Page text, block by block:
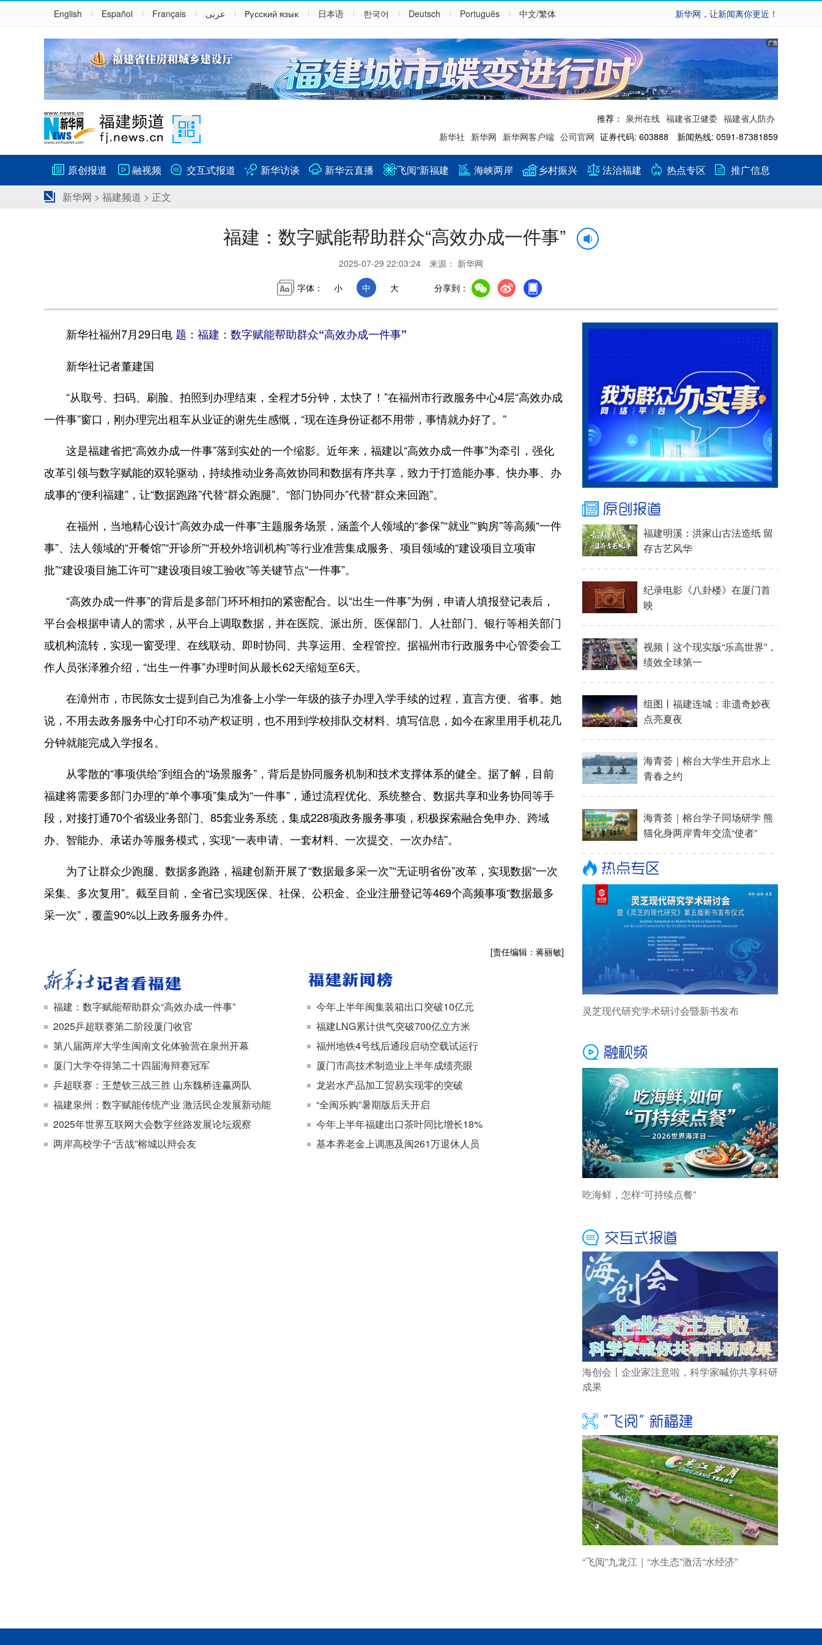
English Español Français عربى Русский язык 日本语 한국어 Deutsch Português 中文/繁体 新华网，让新闻离你更近！
推荐： 泉州在线 福建省卫健委 福建省人防办
新华社 新华网 新华网客户端 公司官网 证券代码: 603888 新闻热线: 0591-87381859
原创报道 融视频 交互式报道 新华访谈 新华云直播 “飞阅”新福建 海峡两岸 乡村振兴 法治福建 热点专区
推广信息
新华网 > 福建频道 > 正文
福建：数字赋能帮助群众“高效办成一件事”
2025-07-29 22:03:24 来源： 新华网
字体：
小 中 大 分享到：
新华社福州7月29日电 题：福建：数字赋能帮助群众“高效办成一件事”
新华社记者董建国
“从取号、扫码、刷脸、拍照到办理结束，全程才5分钟，太快了！”在福州市行政服务中心4层“高效办成
一件事”窗口，刚办理完出租车从业证的谢先生感慨，“现在连身份证都不用带，事情就办好了。”
这是福建省把“高效办成一件事”落到实处的一个缩影。近年来，福建以“高效办成一件事”为牵引，强化
改革引领与数字赋能的双轮驱动，持续推动业务高效协同和数据有序共享，致力于打造能办事、快办事、办
成事的“便利福建”，让“数据跑路”代替“群众跑腿”、“部门协同办”代替“群众来回跑”。
在福州，当地精心设计“高效办成一件事”主题服务场景，涵盖个人领域的“参保”“就业”“购房”等高频“一件
事”、法人领域的“开餐馆”“开诊所”“开校外培训机构”等行业准营集成服务、项目领域的“建设项目立项审
批”“建设项目施工许可”“建设项目竣工验收”等关键节点“一件事”。
“高效办成一件事”的背后是多部门环环相扣的紧密配合。以“出生一件事”为例，申请人填报登记表后，
平台会根据申请人的需求，从平台上调取数据，并在医院、派出所、医保部门、人社部门、银行等相关部门
或机构流转，实现一窗受理、在线联动、即时协同、共享运用、全程管控。据福州市行政服务中心管委会工
作人员张泽雅介绍，“出生一件事”办理时间从最长62天缩短至6天。
在漳州市，市民陈女士提到自己为准备上小学一年级的孩子办理入学手续的过程，直言方便、省事。她
说，不用去政务服务中心打印不动产权证明，也不用到学校排队交材料、填写信息，如今在家里用手机花几
分钟就能完成入学报名。
从零散的“事项供给”到组合的“场景服务”，背后是协同服务机制和技术支撑体系的健全。据了解，目前
福建将需要多部门办理的“单个事项”集成为“一件事”，通过流程优化、系统整合、数据共享和业务协同等手
段，对接打通70个省级业务部门、85套业务系统，集成228项政务服务事项，积极探索融合免申办、跨域
办、智能办、承诺办等服务模式，实现“一表申请、一套材料、一次提交、一次办结”。
为了让群众少跑腿、数据多跑路，福建创新开展了“数据最多采一次”“无证明省份”改革，实现数据“一次
采集、多次复用”。截至目前，全省已实现医保、社保、公积金、企业注册登记等469个高频事项“数据最多
采一次”，覆盖90%以上政务服务办件。
[责任编辑：蒋丽敏]
福建：数字赋能帮助群众“高效办成一件事”
2025乒超联赛第二阶段厦门收官
第八届两岸大学生闽南文化体验营在泉州开幕
厦门大学夺得第二十四届海辩赛冠军
乒超联赛：王楚钦三战三胜 山东魏桥连赢两队
福建泉州：数字赋能传统产业 激活民企发展新动能
2025年世界互联网大会数字丝路发展论坛观察
两岸高校学子“舌战”榕城以辩会友
今年上半年闽集装箱出口突破10亿元
福建LNG累计供气突破700亿立方米
福州地铁4号线后通段启动空载试运行
厦门市高技术制造业上半年成绩亮眼
龙岩水产品加工贸易实现零的突破
“全闽乐购”暑期版后天开启
今年上半年福建出口茶叶同比增长18%
基本养老金上调惠及闽261万退休人员